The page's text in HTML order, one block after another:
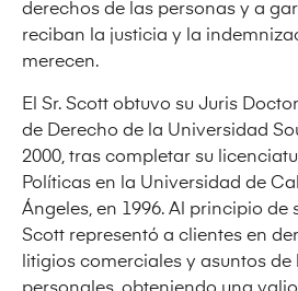
derechos de las personas y a
reciban la justicia y la
merecen.
El Sr. Scott obtuvo su Juris
de Derecho de la Universidad
2000, tras completar su
Políticas en la Universidad de
Ángeles, en 1996. Al principio de
Scott representó a clientes en
litigios comerciales y asuntos de